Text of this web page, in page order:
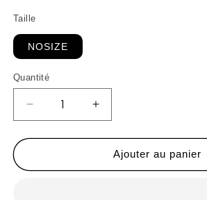
Taille
NOSIZE
Quantité
Réduire
la
quantité
Lumberjack
Augmenter
la
quantité
Lumberjack
Ajouter au panier